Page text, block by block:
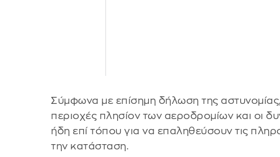
Σύμφωνα με επίσημη δήλωση της
περιοχές πλησίον των αεροδρομίων και οι
ήδη επί τόπου για να επαληθεύσουν τις
την κατάσταση.